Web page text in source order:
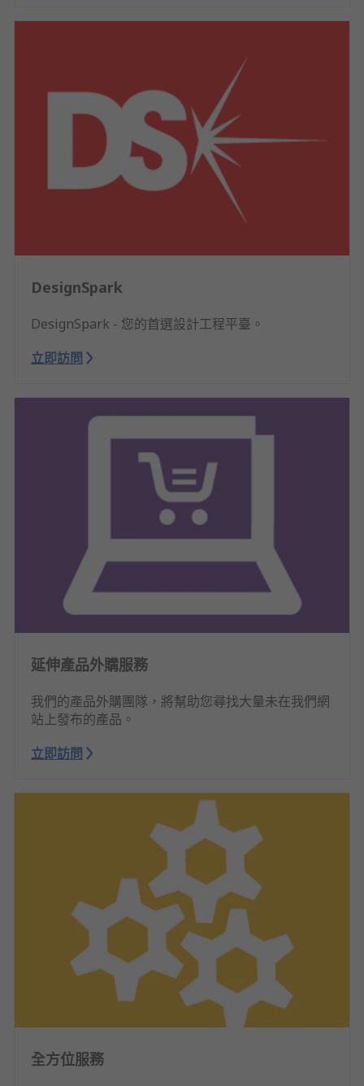
DesignSpark
DesignSpark - 您的首選設計工程平臺。
立即訪問
延伸產品外購服務
我們的產品外購團隊，將幫助您尋找大量未在我們網
站上發布的產品。
立即訪問
全方位服務